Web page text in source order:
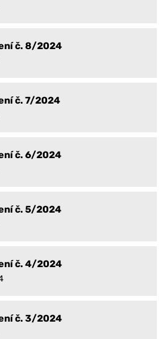
č. 8/2024
č. 7/2024
č. 6/2024
č. 5/2024
č. 4/2024
č. 3/2024